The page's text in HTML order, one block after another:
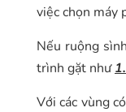
việc chọn máy
Nếu ruộng
trình gặt như
Với các vùng